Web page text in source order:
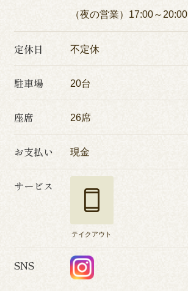
（夜の営業）17:00～20:00
定休日 不定休
駐車場 20台
座席 26席
お支払い 現金
サービス
テイクアウト
SNS